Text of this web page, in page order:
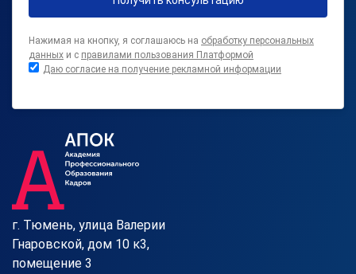
Нажимая на кнопку, я соглашаюсь на обработку персональных
данных и с правилами пользования Платформой
Даю согласие на получение рекламной информации
г. Тюмень, улица Валерии
Гнаровской, дом 10 к3,
помещение 3